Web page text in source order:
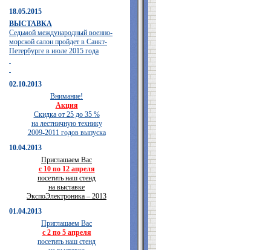
18.05.2015
ВЫСТАВКА
Седьмой международный военно-
морской салон пройдет в Санкт-
Петербурге в июле 2015 года
02.10.2013
Внимание!
Акция
Скидка от 25 до 35 %
на лестничную технику
2009-2011 годов выпуска
10.04.2013
Приглашаем Вас
с 10 по 12 апреля
посетить наш стенд
на выставке
ЭкспоЭлектроника – 2013
01.04.2013
Приглашаем Вас
с 2 по 5 апреля
посетить наш стенд